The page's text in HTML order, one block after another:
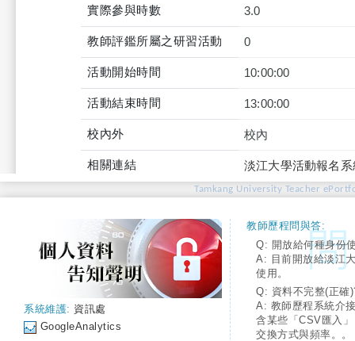
實際參與時數 3.0
教師評鑑所屬之研習活動 0
活動開始時間 10:00:00
活動結束時間 13:00:00
校內外 校內
相關連結 淡江大學活動報名
Tamkang University Teacher
系統維護: 資訊處
GoogleAnalytics
教師歷程問與答:
Q: 開放給何種身份
A: 目前開放給淡江
使用。
Q: 資料不完整(正確
A: 教師歷程系統介
含某些「CSV匯入
交換方式與頻率。。